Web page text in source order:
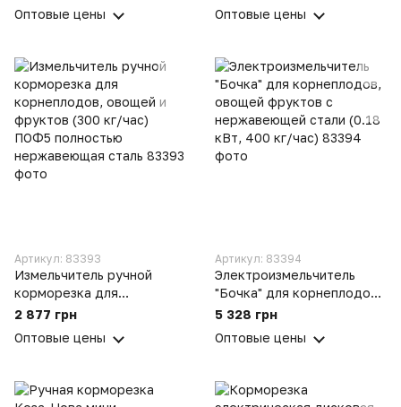
Оптовые цены
Оптовые цены
Артикул: 83393
Измельчитель ручной
корморезка для
корнеплодов, овощей и
ПОФ5 полностью
2 877 грн
Оптовые цены
Артикул: 83394
Электроизмельчитель
"Бочка" для корнеплодов,
овощей фруктов с
кВт, 400 кг/час)
5 328 грн
Оптовые цены